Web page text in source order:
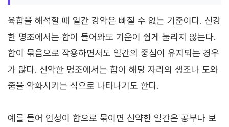
육합을 해석할 때 일간 강약은 빠질 수 없는 기준이다. 신강
한 명조에서는 합이 들어와도 기운이 쉽게 눌리지 않는다.
합이 묶음으로 작용하면서도 일간의 중심이 유지되는 경우
가 많다. 신약한 명조에서는 합이 해당 자리의 생조나 도와
줌을 약화시키는 식으로 나타나기도 한다.
예를 들어 인성이 합으로 묶이면 신약한 일간은 공부나 보